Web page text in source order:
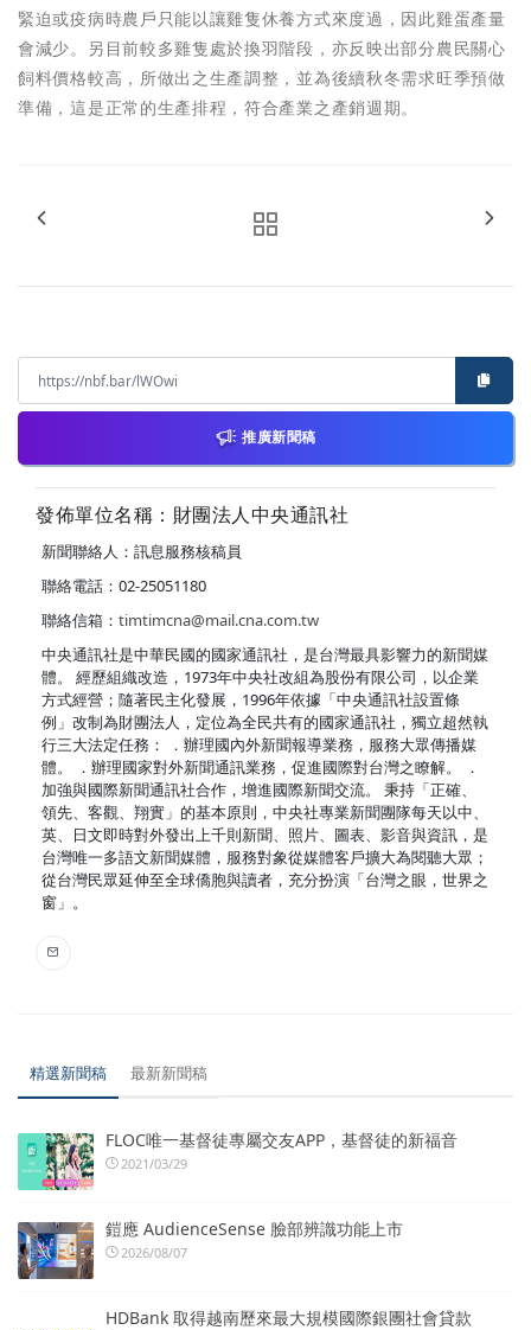
緊迫或疫病時農戶只能以讓雞隻休養方式來度過，因此雞蛋產量
會減少。另目前較多雞隻處於換羽階段，亦反映出部分農民關心
飼料價格較高，所做出之生產調整，並為後續秋冬需求旺季預做
準備，這是正常的生產排程，符合產業之產銷週期。
推廣新聞稿
發佈單位名稱：財團法人中央通訊社
新聞聯絡人：訊息服務核稿員
聯絡電話：02-25051180
聯絡信箱： timtimcna@mail.cna.com.tw
中央通訊社是中華民國的國家通訊社，是台灣最具影響力的新聞媒
體。 經歷組織改造，1973年中央社改組為股份有限公司，以企業
方式經營；隨著民主化發展，1996年依據「中央通訊社設置條
例」改制為財團法人，定位為全民共有的國家通訊社，獨立超然執
行三大法定任務： ．辦理國內外新聞報導業務，服務大眾傳播媒
體。 ．辦理國家對外新聞通訊業務，促進國際對台灣之瞭解。 ．
加強與國際新聞通訊社合作，增進國際新聞交流。 秉持「正確、
領先、客觀、翔實」的基本原則，中央社專業新聞團隊每天以中、
英、日文即時對外發出上千則新聞、照片、圖表、影音與資訊，是
台灣唯一多語文新聞媒體，服務對象從媒體客戶擴大為閱聽大眾；
從台灣民眾延伸至全球僑胞與讀者，充分扮演「台灣之眼，世界之
窗」。
精選新聞稿 最新新聞稿
FLOC唯一基督徒專屬交友APP，基督徒的新福音
2021/03/29
鎧應 AudienceSense 臉部辨識功能上市
2026/08/07
HDBank 取得越南歷來最大規模國際銀團社會貸款